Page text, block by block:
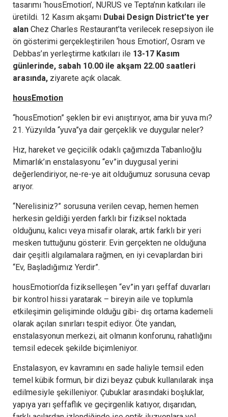
tasarımı ‘housEmotion’, NURUS ve Tepta’nın katkıları ile
üretildi. 12 Kasım akşamı Dubai Design District’te yer
alan Chez Charles Restaurant’ta verilecek resepsiyon ile
ön gösterimi gerçekleştirilen ‘hous Emotion’, Osram ve
Debbas’ın yerleştirme katkıları ile 13-17 Kasım
günlerinde, sabah 10.00 ile akşam 22.00 saatleri
arasında, ziyarete açık olacak.
housEmotion
“housEmotion” şeklen bir evi anıştırıyor, ama bir yuva mı?
21. Yüzyılda “yuva”ya dair gerçeklik ve duygular neler?
Hız, hareket ve geçicilik odaklı çağımızda Tabanlıoğlu
Mimarlık’ın enstalasyonu “ev”in duygusal yerini
değerlendiriyor, ne-re-ye ait olduğumuz sorusuna cevap
arıyor.
“Nerelisiniz?” sorusuna verilen cevap, hemen hemen
herkesin geldiği yerden farklı bir fiziksel noktada
olduğunu, kalıcı veya misafir olarak, artık farklı bir yeri
mesken tuttuğunu gösterir. Evin gerçekten ne olduğuna
dair çeşitli algılamalara rağmen, en iyi cevaplardan biri
“Ev, Başladığımız Yerdir”.
housEmotion’da fizikselleşen “ev”in yarı şeffaf duvarları
bir kontrol hissi yaratarak – bireyin aile ve toplumla
etkileşimin gelişiminde olduğu gibi- dış ortama kademeli
olarak açılan sınırları tespit ediyor. Öte yandan,
enstalasyonun merkezi, ait olmanın konforunu, rahatlığını
temsil edecek şekilde biçimleniyor.
Enstalasyon, ev kavramını en sade haliyle temsil eden
temel kübik formun, bir dizi beyaz çubuk kullanılarak inşa
edilmesiyle şekilleniyor. Çubuklar arasındaki boşluklar,
yapıya yarı şeffaflık ve geçirgenlik katıyor, dışarıdan,